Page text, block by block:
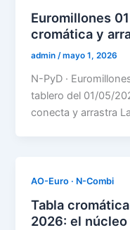
Euromillones
cromática y
admin/mayo 1, 2026
N-PyD ·
tablero del 01/05/
conecta y arrastra La
AO-Euro · N-Combi
Tabla
2026: el